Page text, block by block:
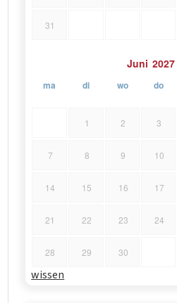
31
Juni 2027
ma di wo do
1 2 3
7 8 9 10
14 15 16 17
21 22 23 24
28 29 30
wissen